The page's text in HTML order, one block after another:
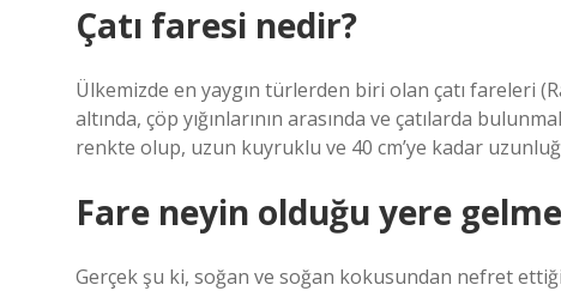
Çatı faresi nedir?
Ülkemizde en yaygın türlerden biri olan çatı fareleri
altında, çöp yığınlarının arasında ve çatılarda
renkte olup, uzun kuyruklu ve 40 cm’ye kadar
Fare neyin olduğu yere
Gerçek şu ki, soğan ve soğan kokusundan nefret